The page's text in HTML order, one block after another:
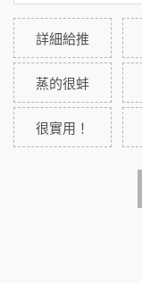
詳細給推
蒸的很蚌
很實用！